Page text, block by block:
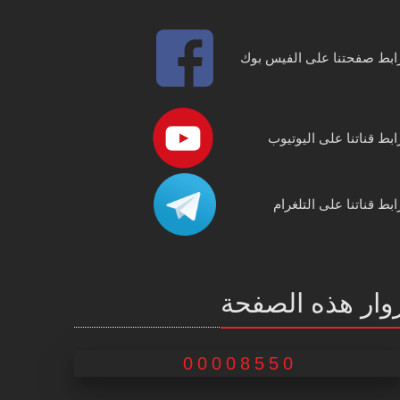
صفحتنا على الفيس بوك
قناتنا على اليوتيوب
قناتنا على التلغرام
هذه الصفحة
00008550